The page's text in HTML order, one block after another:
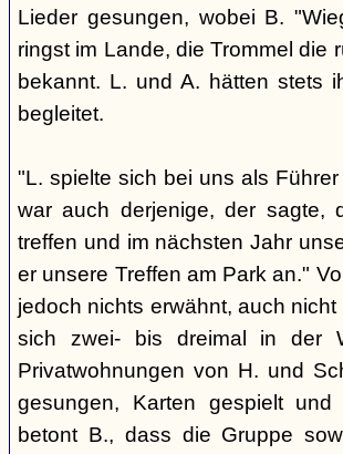
Lieder gesungen, wobei B.
ringst im Lande, die Trommel die
bekannt. L. und A. hätten stets
begleitet.
"L. spielte sich bei uns als
war auch derjenige, der
treffen und im nächsten Jahr
er unsere Treffen am Park an."
jedoch nichts erwähnt, auch
sich zwei- bis dreimal in der
Privatwohnungen von H. und
gesungen, Karten gespielt
betont B., dass die Gruppe